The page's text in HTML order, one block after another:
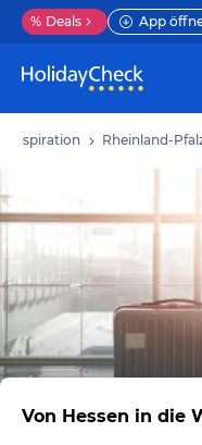
% Deals App
Inspiration Rheinland-
Von Hessen in die